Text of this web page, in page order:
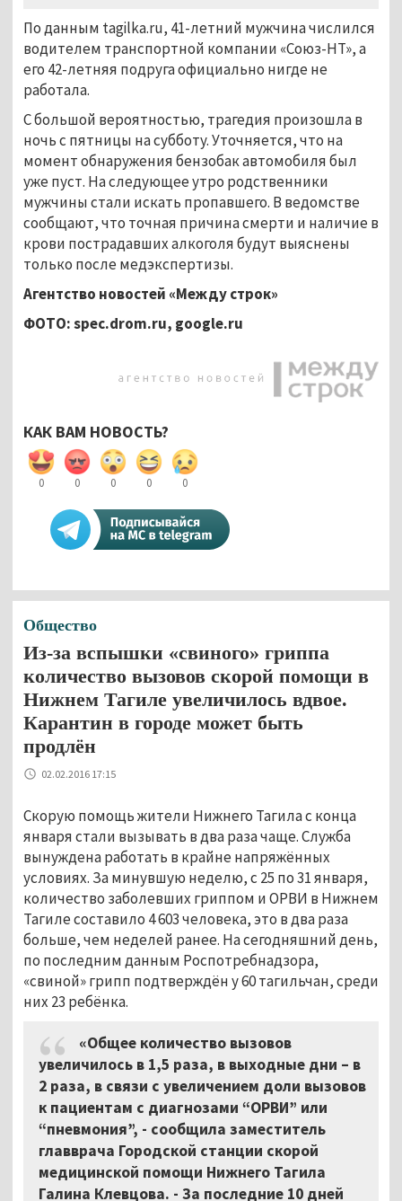
По данным tagilka.ru, 41-летний мужчина числился
водителем транспортной компании «Союз-НТ», а
его 42-летняя подруга официально нигде не
работала.
С большой вероятностью, трагедия произошла в
ночь с пятницы на субботу. Уточняется, что на
момент обнаружения бензобак автомобиля был
уже пуст. На следующее утро родственники
мужчины стали искать пропавшего. В ведомстве
сообщают, что точная причина смерти и наличие в
крови пострадавших алкоголя будут выяснены
только после медэкспертизы.
Агентство новостей «Между строк»
ФОТО: spec.drom.ru, google.ru
КАК ВАМ НОВОСТЬ?
0 0 0 0 0
Общество
Из-за вспышки «свиного» гриппа
количество вызовов скорой помощи в
Нижнем Тагиле увеличилось вдвое.
Карантин в городе может быть
продлён
02.02.2016 17:15
Скорую помощь жители Нижнего Тагила с конца
января стали вызывать в два раза чаще. Служба
вынуждена работать в крайне напряжённых
условиях. За минувшую неделю, с 25 по 31 января,
количество заболевших гриппом и ОРВИ в Нижнем
Тагиле составило 4 603 человека, это в два раза
больше, чем неделей ранее. На сегодняшний день,
по последним данным Роспотребнадзора,
«свиной» грипп подтверждён у 60 тагильчан, среди
них 23 ребёнка.
«Общее количество вызовов
увеличилось в 1,5 раза, в выходные дни – в
2 раза, в связи с увеличением доли вызовов
к пациентам с диагнозами “ОРВИ” или
“пневмония”, - сообщила заместитель
главврача Городской станции скорой
медицинской помощи Нижнего Тагила
Галина Клевцова. - За последние 10 дней